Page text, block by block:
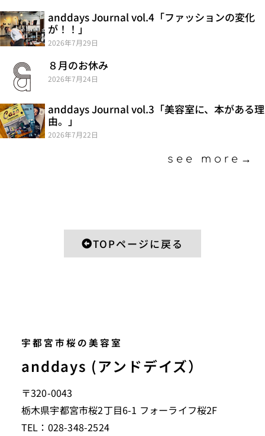
anddays Journal vol.4「ファッションの変化
が！！」
2026年7月29日
８月のお休み
2026年7月24日
anddays Journal vol.3「美容室に、本がある理
由。」
2026年7月22日
see more→
TOPページに戻る
宇都宮市桜の美容室
anddays (アンドデイズ）
〒320-0043
栃木県宇都宮市桜2丁目6-1 フォーライフ桜2F
TEL：028-348-2524